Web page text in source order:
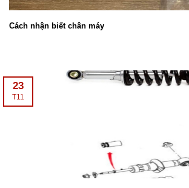
Cách nhận biết chân máy
23
T11